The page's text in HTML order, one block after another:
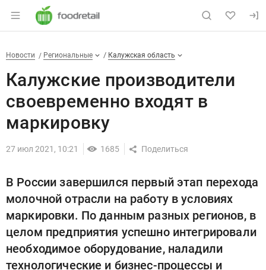
Раздел навигации по сайту
Калужские производители
Новости
Разделы
Новости Региональные Калужская область
Калужские производители
своевременно входят в
маркировку
27 июл 2021, 10:21 1685
В России завершился первый этап перехода
молочной отрасли на работу в условиях
маркировки. По данным разных регионов, в
целом предприятия успешно интегрировали
необходимое оборудование, наладили
технологические и бизнес-процессы и